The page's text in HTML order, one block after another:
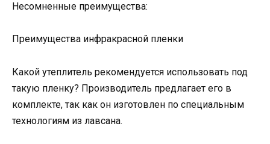
Несомненные преимущества:
Преимущества инфракрасной пленки
Какой утеплитель рекомендуется использовать под
такую пленку? Производитель предлагает его в
комплекте, так как он изготовлен по специальным
технологиям из лавсана.